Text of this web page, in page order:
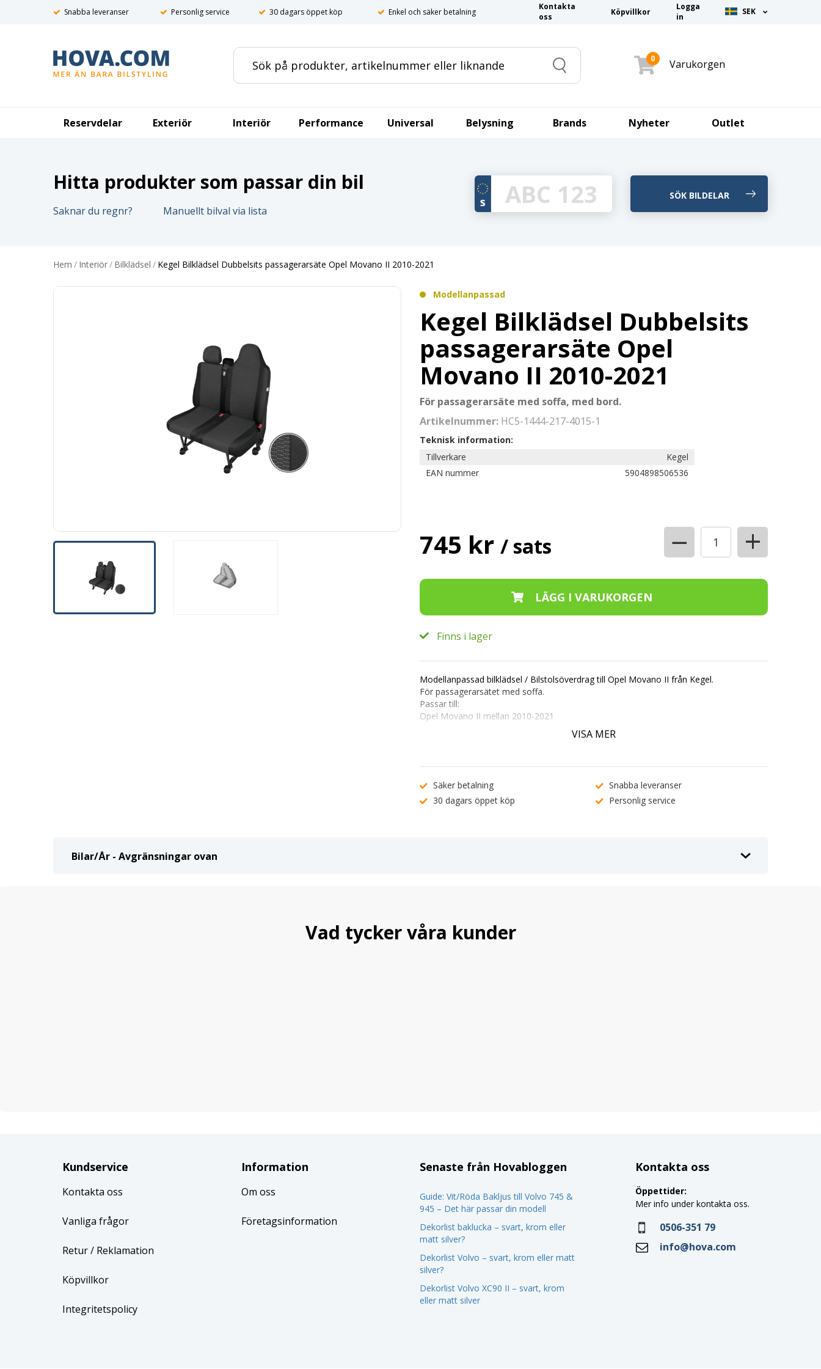
Snabba leveranser Personlig service 30 dagars öppet köp Enkel och säker betalning
Kontakta
oss
Köpvillkor
Logga
in
SEK
Search
0 Varukorgen
Reservdelar Exteriör Interiör Performance Universal Belysning Brands Nyheter Outlet
Hitta produkter som passar din bil
Saknar du regnr? Manuellt bilval via lista
Hem / Interiör/ Bilklädsel / Kegel Bilklädsel Dubbelsits passagerarsäte Opel Movano II 2010-2021
Modellanpassad
Kegel Bilklädsel Dubbelsits
passagerarsäte Opel
Movano II 2010-2021
För passagerarsäte med soffa, med bord.
Artikelnummer: HC5-1444-217-4015-1
Teknisk information:
Tillverkare
Kegel
EAN nummer
5904898506536
745 kr / sats − +
Finns i lager
Modellanpassad bilklädsel / Bilstolsöverdrag till Opel Movano II från Kegel.
För passagerarsätet med soffa.
Passar till:
Opel Movano II mellan 2010-2021
Tillverkad av starkt slitstarkt material.
1 skydd för förarsätet + Armstöd + Nackstöd.
1 skydd för dubbelsits passargerassätet + Nackstöd.
VISA MER
Säker betalning
Snabba leveranser
30 dagars öppet köp
Personlig service
Bilar/År - Avgränsningar ovan
Vad tycker våra kunder
Kundservice
Kontakta oss
Vanliga frågor
Retur/ Reklamation
Köpvillkor
Integritetspolicy
Information
Om oss
Företagsinformation
Senaste från Hovabloggen
Guide: Vit/Röda Bakljus till Volvo 745 &
945 – Det här passar din modell
Dekorlist baklucka – svart, krom eller
matt silver?
Dekorlist Volvo – svart, krom eller matt
silver?
Dekorlist Volvo XC90 II – svart, krom
eller matt silver
Kontakta oss
Öppettider:
Mer info under kontakta oss.
0506-351 79
info@hova.com